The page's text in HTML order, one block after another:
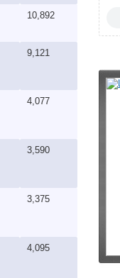
10,892
9,121
4,077
3,590
3,375
4,095